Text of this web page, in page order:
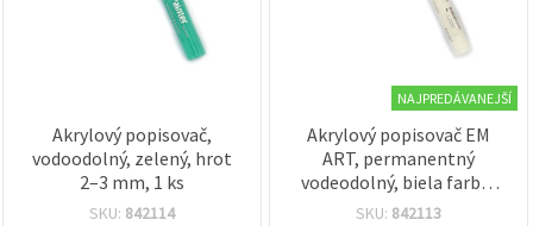
Akrylový popisovač,
vodoodolný, zelený, hrot
2–3 mm, 1 ks
SKU: 842114
NAJPREDÁVANEJŠÍ
Akrylový popisovač EM
ART, permanentný
vodeodolný, biela farba,
hrot 2–3 mm, 1 ks
SKU: 842113